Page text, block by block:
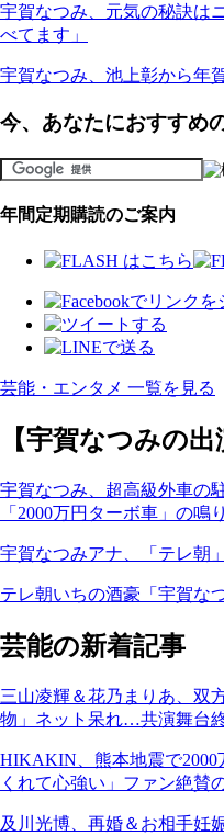
宇賀なつみ、元気の秘訣は
べてます」
宇賀なつみ、池上彰から年
今、あなたにおすすめ
年間定期購読のご案内
芸能・エンタメ 一覧を見る
【宇賀なつみの
宇賀なつみ、超高級外車
「2000万円ターボ車」の鳴
宇賀なつみアナ、「テレ朝
テレ朝いちの酒豪「宇賀な
芸能の新着記事
三山凌輝＆花乃まりあ、双
物」ネット呆れ…共演舞台
HIKAKIN、熊本地震で2000
くれて心強い」ファン絶賛
及川光博、再婚＆お相手妊